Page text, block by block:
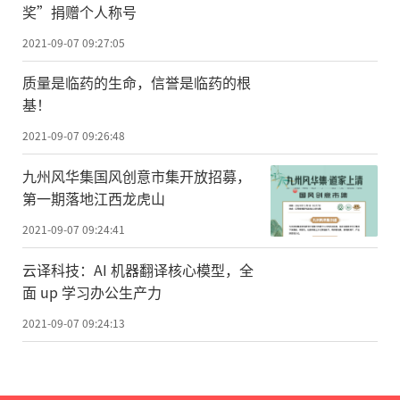
奖”捐赠个人称号
2021-09-07 09:27:05
质量是临药的生命，信誉是临药的根
基！
2021-09-07 09:26:48
九州风华集国风创意市集开放招募，
第一期落地江西龙虎山
2021-09-07 09:24:41
云译科技：AI 机器翻译核心模型，全
面 up 学习办公生产力
2021-09-07 09:24:13